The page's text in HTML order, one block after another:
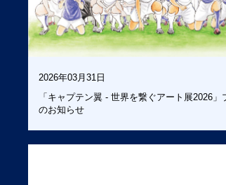
2026年03月31日
「キャプテン翼 - 世界を繋ぐアート展2026
のお知らせ
アスリート
に